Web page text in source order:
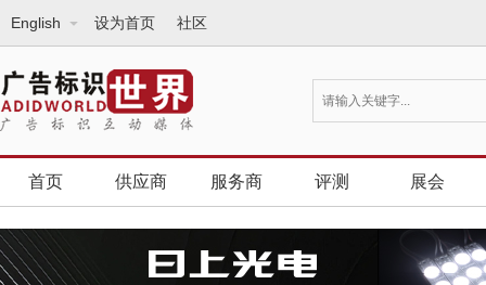
English 设为首页 社区
首页 供应商 服务商 评测 展会